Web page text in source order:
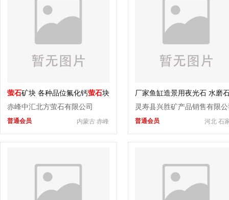
萤石矿块 各种品位氟化钙萤石块
赤峰中汇北方萤石有限公司
内蒙古 赤峰
普通会员
厂家鱼缸造景用夜光石 水磨
夜光石颗粒
灵寿县兴胜矿产品销售有限
河北 石
普通会员